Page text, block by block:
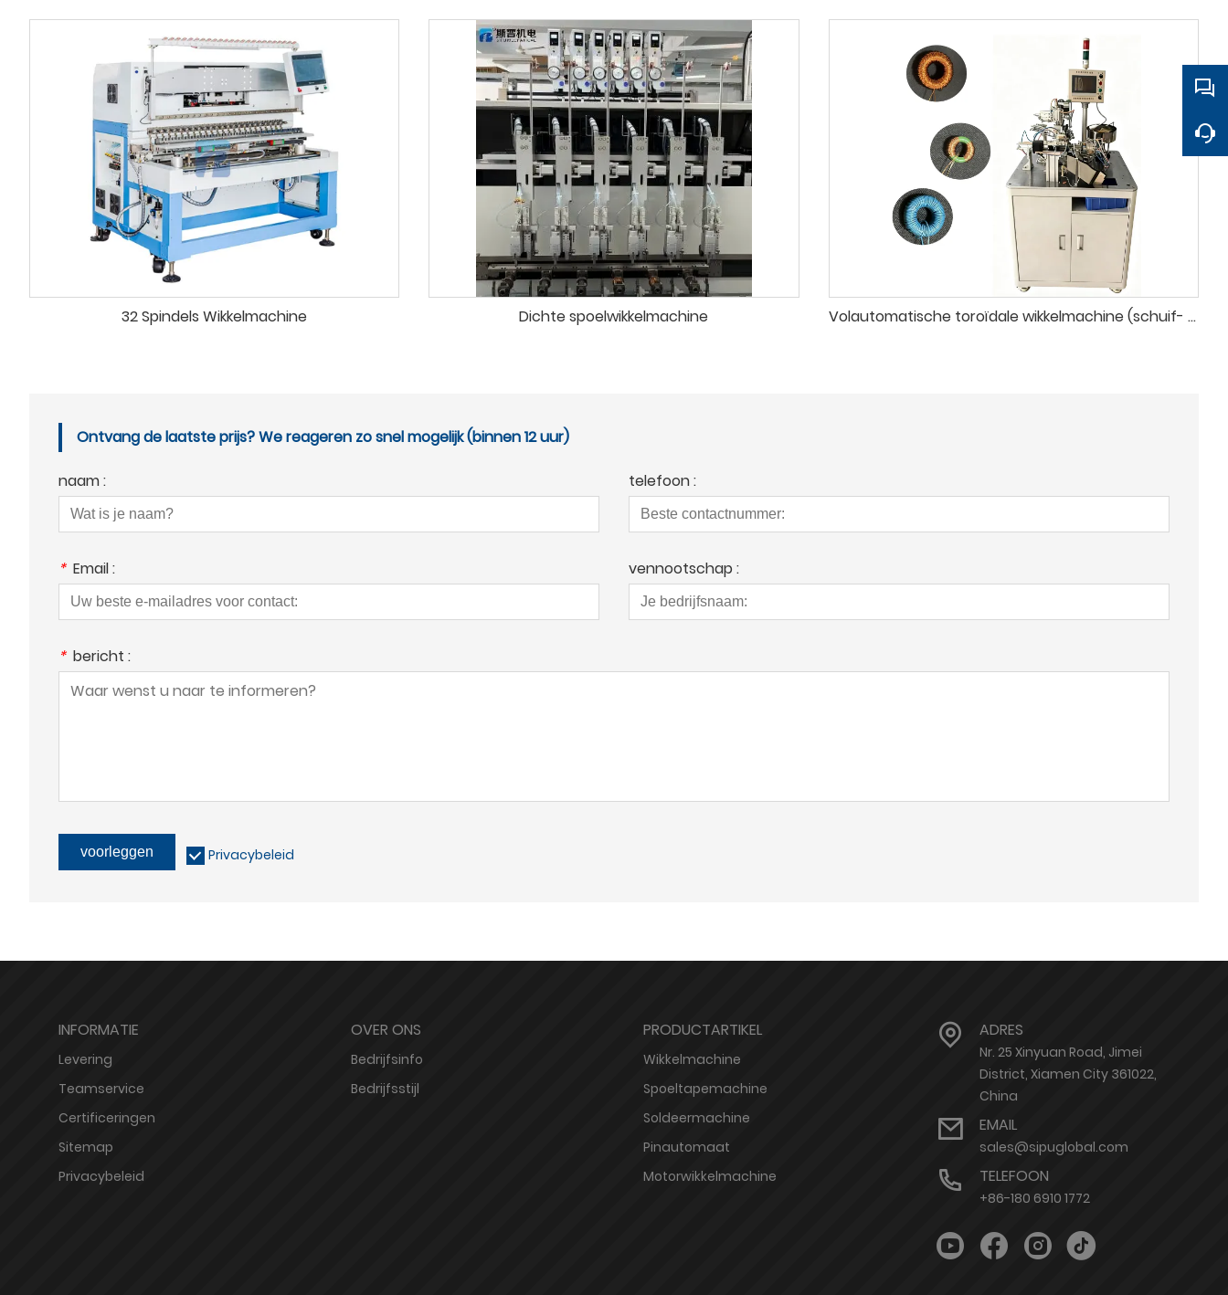
32 Spindels Wikkelmachine Dichte spoelwikkelmachine Volautomatische toroïdale wikkelmachine (schuif- en bandtype)
Ontvang de laatste prijs? We reageren zo snel mogelijk (binnen 12 uur)
naam : telefoon :
* Email : vennootschap :
* bericht :
voorleggen Privacybeleid
INFORMATIE
Levering
Teamservice
Certificeringen
Sitemap
Privacybeleid
OVER ONS
Bedrijfsinfo
Bedrijfsstijl
PRODUCTARTIKEL
Wikkelmachine
Spoeltapemachine
Soldeermachine
Pinautomaat
Motorwikkelmachine
ADRES
Nr. 25 Xinyuan Road, Jimei
District, Xiamen City 361022,
China
EMAIL
sales@sipuglobal.com
TELEFOON
+86-180 6910 1772